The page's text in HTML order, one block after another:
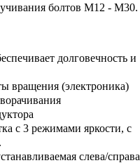
болтов М12 - М30.
долговечность и
вращения (электроника)
с 3 режимами яркости, с
слева/справа